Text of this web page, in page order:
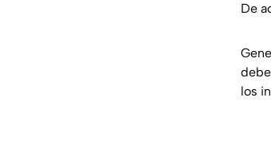
De
los